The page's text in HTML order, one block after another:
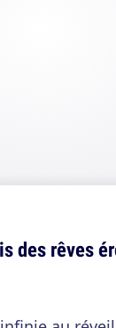
des rêves